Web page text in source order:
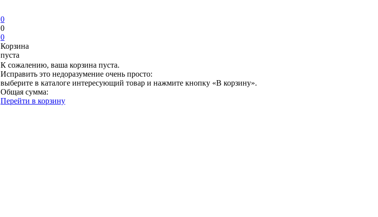
0
0
0
Корзина
пуста
К сожалению, ваша корзина пуста.
Исправить это недоразумение очень просто:
выберите в каталоге интересующий товар и нажмите кнопку «В корзину».
Общая сумма:
Перейти в корзину